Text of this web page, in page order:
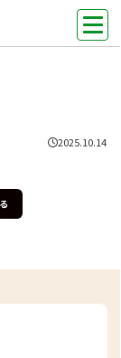
2025.10.14